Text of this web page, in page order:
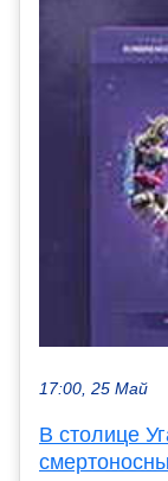
17:00, 25 Май
В столице